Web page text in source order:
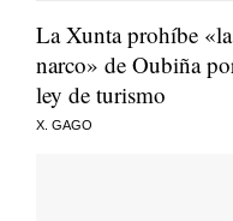
La Xunta prohíbe
narco» de Oubiña
ley de turismo
X. GAGO